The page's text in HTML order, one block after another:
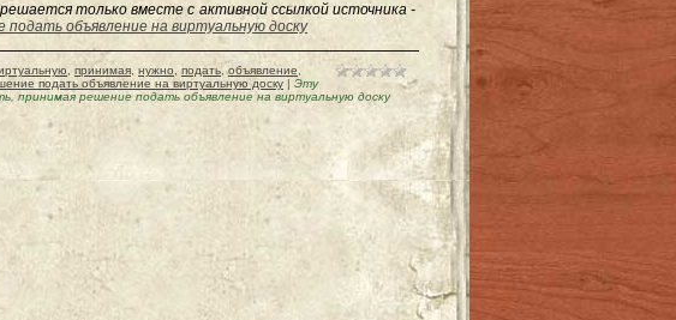
только вместе с активной ссылкой источника -
объявление на виртуальную доску
принимая нужно подать ,объявление
подать объявление на виртуальную доску | Эту
принимая решение подать объявление на виртуальную доску